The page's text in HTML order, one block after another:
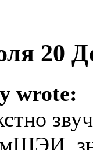
20
wrote: